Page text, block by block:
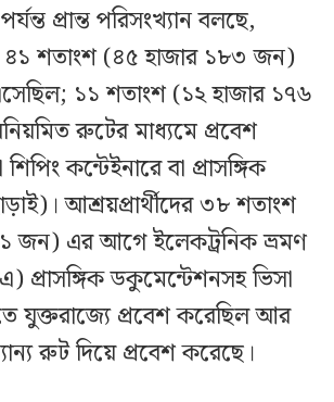
প্রান্ত পরিসংখ্যান বলছে,
৪১ শতাংশ (৪৫ হাজার ১৮৩ জন)
১১ শতাংশ (১২ হাজার ১৭৬
রুটের মাধ্যমে প্রবেশ
কন্টেইনারে বা প্রাসঙ্গিক
আশ্রয়প্রার্থীদের ৩৮ শতাংশ
জন) এর আগে ইলেকট্রনিক ভ্রমণ
প্রাসঙ্গিক ডকুমেন্টেশনসহ ভিসা
যুক্তরাজ্যে প্রবেশ করেছিল আর
রুট দিয়ে প্রবেশ করেছে।